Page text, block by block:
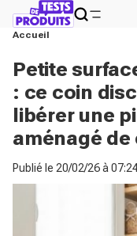
Accueil
Petite
: ce coin
libérer une
aménagé
Publié le 20/02/26 à